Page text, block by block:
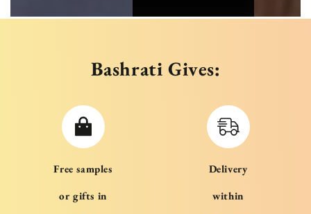
Bashrati Gives:
Free samples
or gifts in
Delivery
within